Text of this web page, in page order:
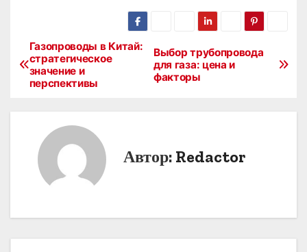
Н
ц
Выбор трубопровода
для газа: цена и
факторы
Газопроводы в Китай:
стратегическое
значение и
перспективы
Автор: Redactor